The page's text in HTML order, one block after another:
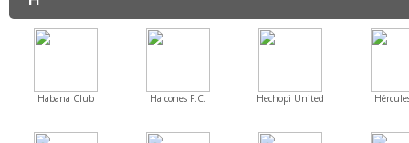
Habana Club Halcones F.C. Hechopi United